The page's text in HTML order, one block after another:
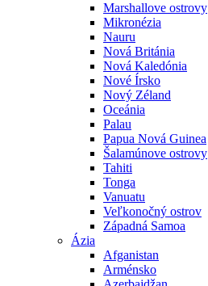
Marshallove ostrovy
Mikronézia
Nauru
Nová Británia
Nová Kaledónia
Nové Írsko
Nový Zéland
Oceánia
Palau
Papua Nová Guinea
Šalamúnove ostrovy
Tahiti
Tonga
Vanuatu
Veľkonočný ostrov
Západná Samoa
Ázia
Afganistan
Arménsko